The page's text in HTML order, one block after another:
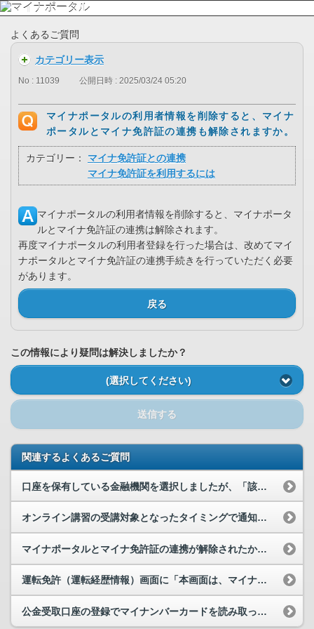
よくあるご質問
カテゴリー表示
No : 11039 公開日時 : 2025/03/24 05:20
マイナポータルの利用者情報を削除すると、マイナ
ポータルとマイナ免許証の連携も解除されますか。
カテゴリー：
マイナ免許証との連携
マイナ免許証を利用するには
マイナポータルの利用者情報を削除すると、マイナポータ
ルとマイナ免許証の連携は解除されます。
再度マイナポータルの利用者登録を行った場合は、改めてマイ
ナポータルとマイナ免許証の連携手続きを行っていただく必要
があります。
戻る
この情報により疑問は解決しましたか？
(選択してください)
送信する
関連するよくあるご質問
口座を保有している金融機関を選択しましたが、「該当なし」と返ってきました。
オンライン講習の受講対象となったタイミングで通知などは届きますか。
マイナポータルとマイナ免許証の連携が解除されたか確認するにはどうすればよいですか。
運転免許（運転経歴情報）画面に「本画面は、マイナ免許証の携帯証明にはなりません」と表示されてい...
公金受取口座の登録でマイナンバーカードを読み取ったところ「ログイン時と異なるマイナンバーカード...